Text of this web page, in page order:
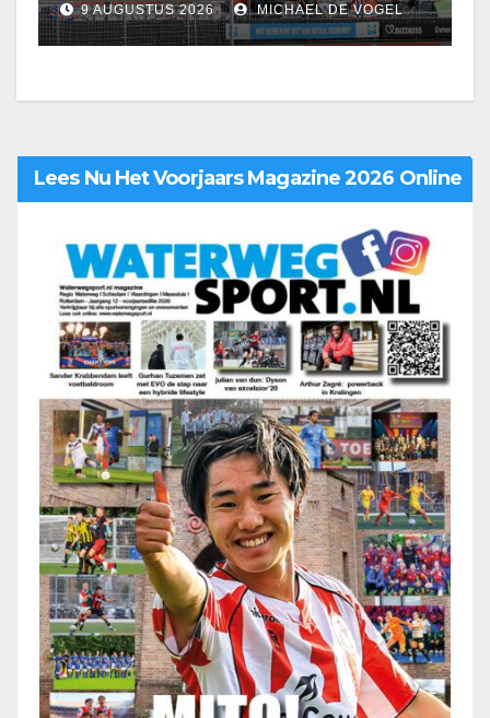
9 AUGUSTUS 2026 MICHAEL DE VOGEL
Lees Nu Het Voorjaars Magazine 2026 Online